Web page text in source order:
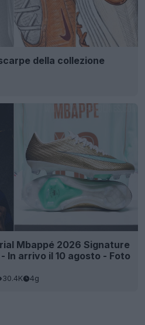
della collezione
Mbappé 2026 Signature
In arrivo il 10 agosto - Foto
30.4K 4g